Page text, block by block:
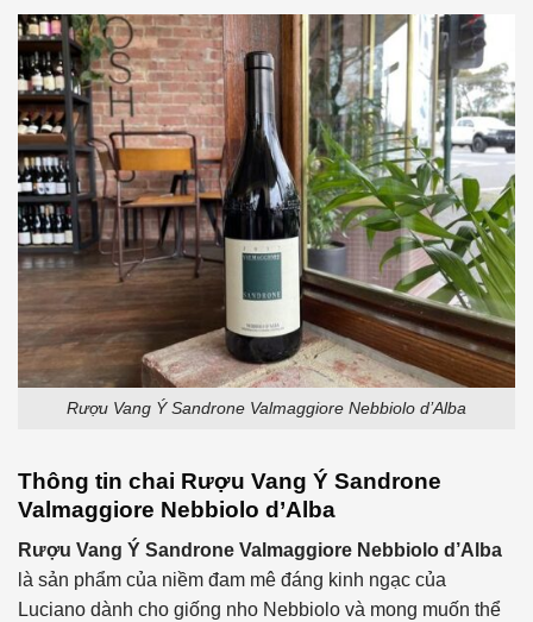
Rượu Vang Ý Sandrone Valmaggiore Nebbiolo d’Alba
Thông tin chai Rượu Vang Ý Sandrone
Valmaggiore Nebbiolo d’Alba
Rượu Vang Ý Sandrone Valmaggiore Nebbiolo d’Alba
là sản phẩm của niềm đam mê đáng kinh ngạc của
Luciano dành cho giống nho Nebbiolo và mong muốn thể